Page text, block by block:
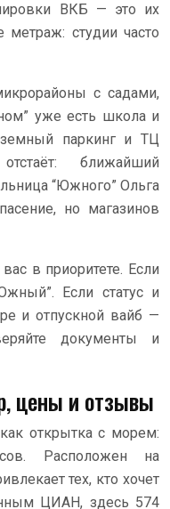
ВКБ — это их
метраж: студии часто
с садами,
уже есть школа и
паркинг и ТЦ
ближайший
“Южного” Ольга
но магазинов
в приоритете. Если
Если статус и
и отпускной вайб —
документы и
цены и отзывы
открытка с морем:
Расположен на
тех, кто хочет
ЦИАН, здесь 574